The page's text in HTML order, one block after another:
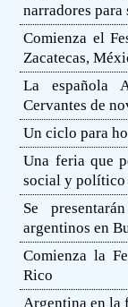
narradores
Comienza el
Zacatecas,
La española
Cervantes de
Un ciclo para
Una feria que
social y político
Se
argentinos en
Comienza la
Rico
Argentina en la